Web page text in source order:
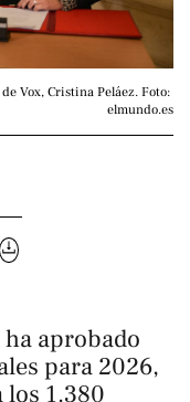
Vox, Cristina Peláez. Foto:
elmundo.es
aprobado
para 2026,
1.380